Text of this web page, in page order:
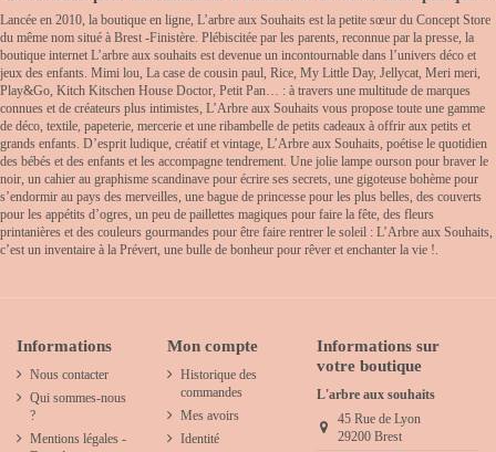
Lancée en 2010, la boutique en ligne, L’arbre aux Souhaits est la petite sœur du Concept Store
du même nom situé à Brest -Finistère. Plébiscitée par les parents, reconnue par la presse, la
boutique internet L’arbre aux souhaits est devenue un incontournable dans l’univers déco et
jeux des enfants. Mimi lou, La case de cousin paul, Rice, My Little Day, Jellycat, Meri meri,
Play&Go, Kitch Kitschen House Doctor, Petit Pan… : à travers une multitude de marques
connues et de créateurs plus intimistes, L’Arbre aux Souhaits vous propose toute une gamme
de déco, textile, papeterie, mercerie et une ribambelle de petits cadeaux à offrir aux petits et
grands enfants. D’esprit ludique, créatif et vintage, L’Arbre aux Souhaits, poétise le quotidien
des bébés et des enfants et les accompagne tendrement. Une jolie lampe ourson pour braver le
noir, un cahier au graphisme scandinave pour écrire ses secrets, une gigoteuse bohème pour
s’endormir au pays des merveilles, une bague de princesse pour les plus belles, des couverts
pour les appétits d’ogres, un peu de paillettes magiques pour faire la fête, des fleurs
printanières et des couleurs gourmandes pour être faire rentrer le soleil : L’Arbre aux Souhaits,
c’est un inventaire à la Prévert, une bulle de bonheur pour rêver et enchanter la vie !.
Informations
Nous contacter
Qui sommes-nous
?
Mentions légales -
Mon compte
Historique des
commandes
Mes avoirs
Identité
Informations sur
votre boutique
L'arbre aux souhaits
45 Rue de Lyon
29200 Brest